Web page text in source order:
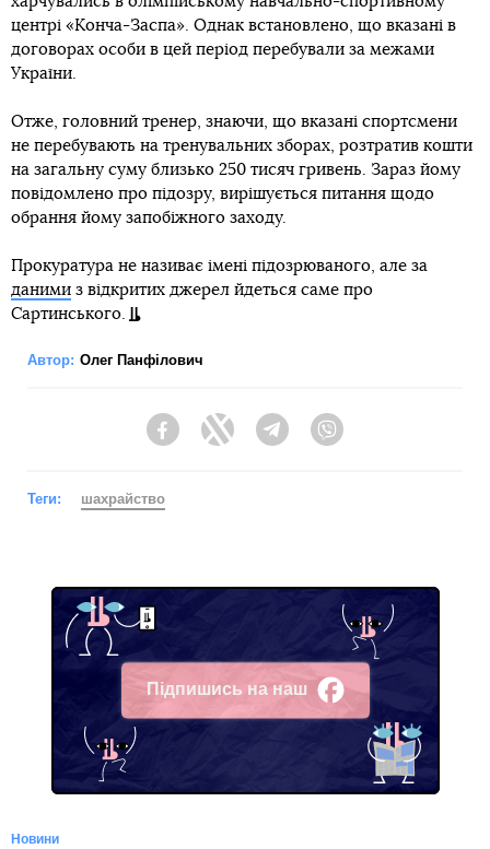
центрі «Конча-Заспа». Однак встановлено, що вказані в
договорах особи в цей період перебували за межами
України.
Отже, головний тренер, знаючи, що вказані спортсмени
не перебувають на тренувальних зборах, розтратив кошти
на загальну суму близько 250 тисяч гривень. Зараз йому
повідомлено про підозру, вирішується питання щодо
обрання йому запобіжного заходу.
Прокуратура не називає імені підозрюваного, але за
даними з відкритих джерел йдеться саме про
Сартинського.
Автор: Олег Панфілович
FacebookTwitter Telegram
Теги: шахрайство
Підпишись на наш
Facebook
Новини